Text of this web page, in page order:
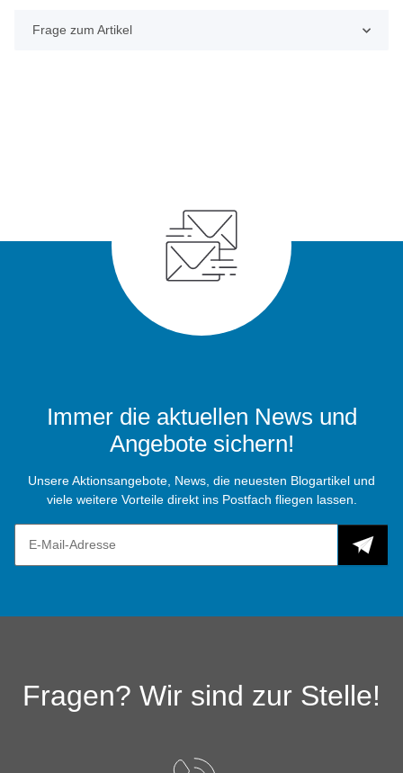
Frage zum Artikel
Immer die aktuellen News und
Angebote sichern!
Unsere Aktionsangebote, News, die neuesten Blogartikel und
viele weitere Vorteile direkt ins Postfach fliegen lassen.
Fragen? Wir sind zur Stelle!